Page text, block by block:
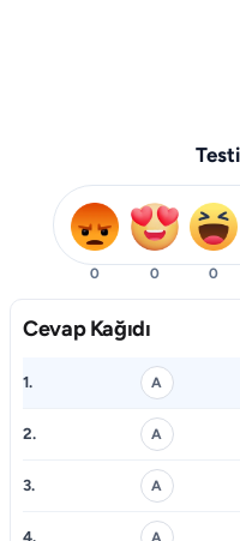
0 0 0
Cevap Kağıdı
1. A
2. A
3. A
4. A